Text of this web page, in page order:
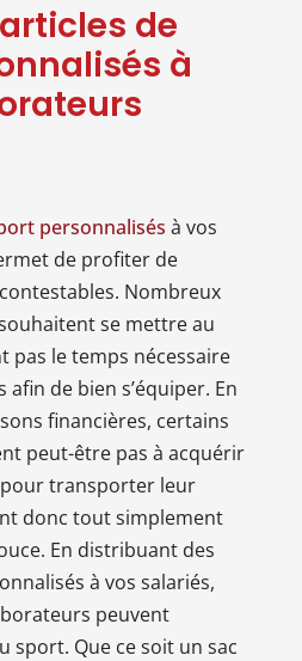
de
à
personnalisés à vos
de profiter de
Nombreux
se mettre au
pas le temps nécessaire
de bien s’équiper. En
financières, certains
peut-être pas à acquérir
transporter leur
donc tout simplement
En distribuant des
à vos salariés,
peuvent
sport. Que ce soit un sac